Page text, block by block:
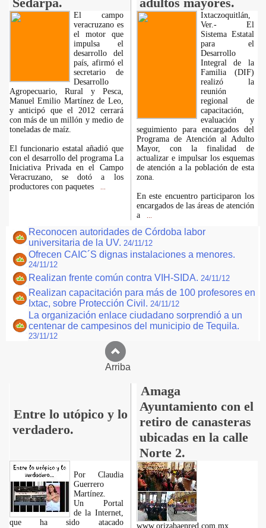
El campo
veracruzano es
el motor que
impulsa el
desarrollo del
país, afirmó el
secretario de
Desarrollo
Agropecuario, Rural y Pesca,
Manuel Emilio Martínez de Leo,
y anticipó que el 2012 cerrará
con más de un millón y medio de
toneladas de maíz.
El funcionario estatal añadió que
con el desarrollo del programa La
Iniciativa Privada en el Campo
Veracruzano, se dotó a los
productores con paquetes
Ixtaczoquitlán,
Ver.- El
Sistema Estatal
para el
Desarrollo
Integral de la
Familia (DIF)
realizó la
reunión
regional de
capacitación,
evaluación y
seguimiento para encargados del
Programa de Atención al Adulto
Mayor, con la finalidad de
actualizar e impulsar los esquemas
de atención a la población de esta
zona.
En este encuentro participaron los
encargados de las áreas de atención
a
Reconocen autoridades de Córdoba labor
universitaria de la UV. 24/11/12
Ofrecen CAIC´S dignas instalaciones a menores.
24/11/12
Realizan frente común contra VIH-SIDA. 24/11/12
Realizan capacitación para más de 100 profesores en
Ixtac, sobre Protección Civil. 24/11/12
La organización enlace ciudadano sorprendió a un
centenar de campesinos del municipio de Tequila.
23/11/12
Arriba
Entre lo utópico y lo
verdadero.
Amaga
Ayuntamiento con el
retiro de canasteras
ubicadas en la calle
Norte 2.
Por Claudia
Guerrero
Martínez.
​Un Portal
de la Internet,
que ha sido atacado
www.orizabaenred.com.mx